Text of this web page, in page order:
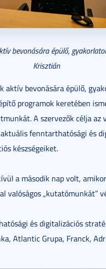
bevonására épülő,
Krisztián
aktív bevonására épülő,
programok keretében
A szervezők célja az
fenntarthatósági és
készségeiket.
a második nap volt,
valóságos „kutatómunkát”
és digitalizációs
Atlantic Grupa, Franck,